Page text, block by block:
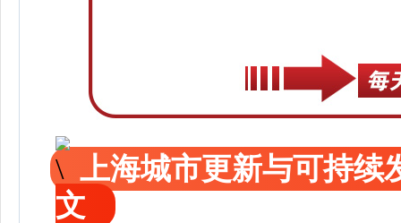
上海城市更新与可持续
文